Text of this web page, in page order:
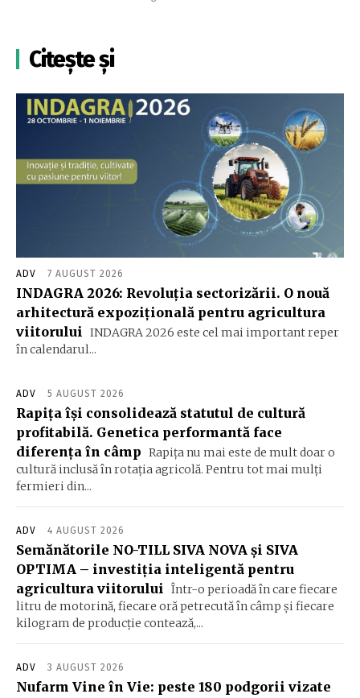
Citește și
ADV 7 AUGUST 2026
INDAGRA 2026: Revoluția sectorizării. O nouă
arhitectură expozițională pentru agricultura
viitorului INDAGRA 2026 este cel mai important reper
în calendarul...
ADV 5 AUGUST 2026
Rapița își consolidează statutul de cultură
profitabilă. Genetica performantă face
diferența în câmp Rapița nu mai este de mult doar o
cultură inclusă în rotația agricolă. Pentru tot mai mulți
fermieri din...
ADV 4 AUGUST 2026
Semănătorile NO-TILL SIVA NOVA și SIVA
OPTIMA – investiția inteligentă pentru
agricultura viitorului Într-o perioadă în care fiecare
litru de motorină, fiecare oră petrecută în câmp și fiecare
kilogram de producție contează,...
ADV 3 AUGUST 2026
Nufarm Vine în Vie: peste 180 podgorii vizate